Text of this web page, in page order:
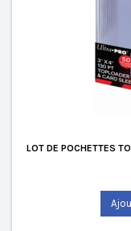
LOT DE POCHETTES